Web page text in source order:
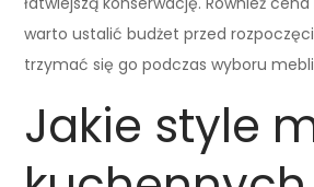
warto ustalić budżet przed
trzymać się go podczas wyboru
Jakie style